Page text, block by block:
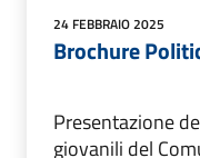
24 FEBBRAIO 2025
Brochure
Presentazione
giovanili del